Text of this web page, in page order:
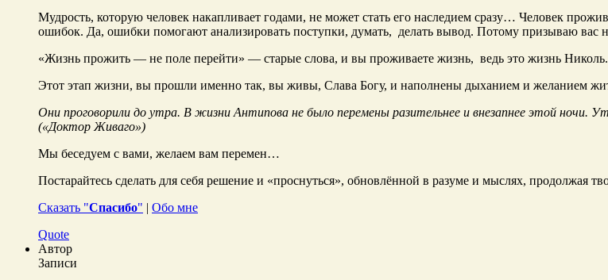
Мудрость, которую человек накапливает годами, не может стать его наследием сразу… Человек
ошибок. Да, ошибки помогают анализировать поступки, думать, делать вывод. Потому призываю вас
«Жизнь прожить — не поле перейти» — старые слова, и вы проживаете жизнь, ведь это жизнь
Этот этап жизни, вы прошли именно так, вы живы, Слава Богу, и наполнены дыханием и желанием
Они проговорили до утра. В жизни Антипова не было перемены разительнее и внезапнее этой ночи.
(«Доктор Живаго»)
Мы беседуем с вами, желаем вам перемен…
Постарайтесь сделать для себя решение и «проснуться», обновлённой в разуме и мыслях, продолжая
Сказать "Спасибо" | Обо мне
Quote
Автор
Записи